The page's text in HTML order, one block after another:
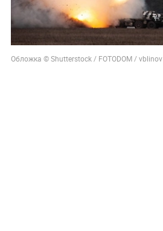
Обложка © Shutterstock / FOTODOM / vblinov